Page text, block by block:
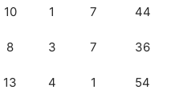
10 1 7 44
8 3 7 36
13 4 1 54